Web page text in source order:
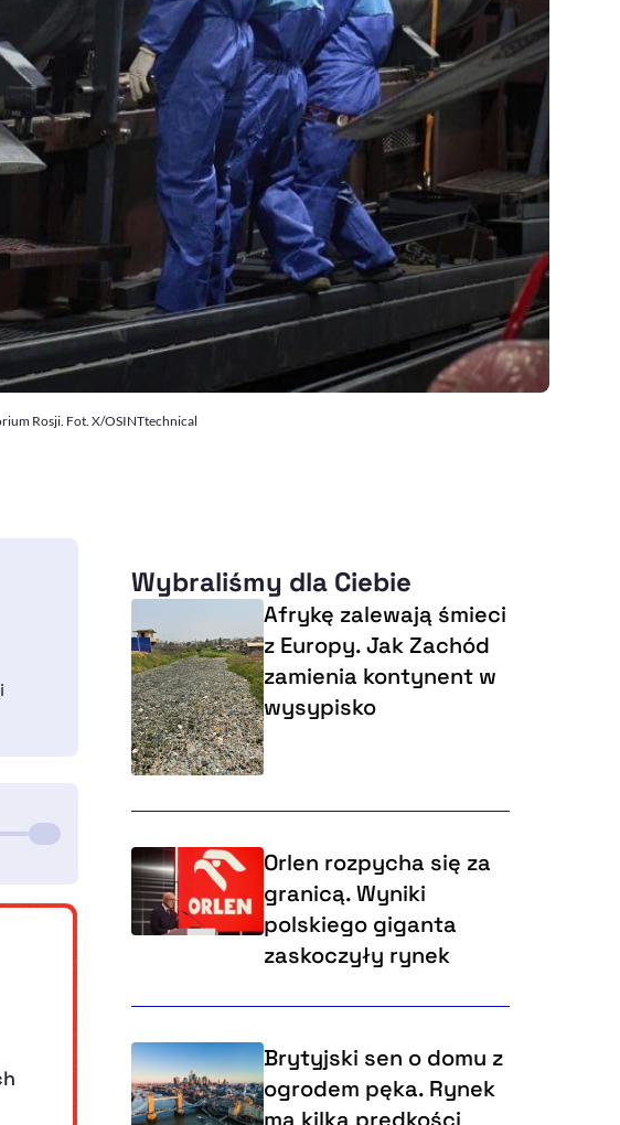
Rosji. Fot. X/OSINTtechnical
Wybraliśmy dla Ciebie
Afrykę zalewają śmieci
z Europy. Jak Zachód
zamienia kontynent w
wysypisko
Orlen rozpycha się za
granicą. Wyniki
polskiego giganta
zaskoczyły rynek
Brytyjski sen o domu z
ogrodem pęka. Rynek
ma kilka prędkości